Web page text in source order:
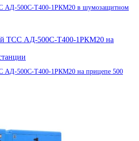
АД-500С-Т400-1РКМ20 в шумозащитном
АД-500С-Т400-1РКМ20 на прицепе 500